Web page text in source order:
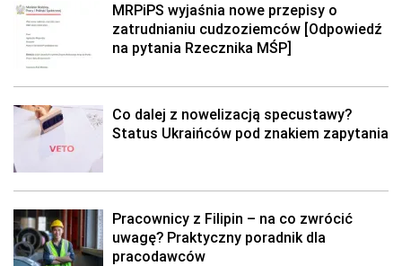
MRPiPS wyjaśnia nowe przepisy o
zatrudnianiu cudzoziemców [Odpowiedź
na pytania Rzecznika MŚP]
Co dalej z nowelizacją specustawy?
Status Ukraińców pod znakiem zapytania
Pracownicy z Filipin – na co zwrócić
uwagę? Praktyczny poradnik dla
pracodawców